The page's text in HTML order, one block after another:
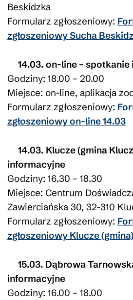
Beskidzka
Formularz zgłoszeniowy:
zgłoszeniowy Sucha
14.03. on-line –
Godziny: 18.00 – 20.00
Miejsce: on-line, aplikacja
Formularz zgłoszeniowy:
zgłoszeniowy on-line 14.03
14.03. Klucze (gmina
informacyjne
Godziny: 16.30 – 18.30
Miejsce: Centrum
Zawierciańska 30, 32-310
Formularz zgłoszeniowy:
zgłoszeniowy Klucze (gmina)
15.03. Dąbrowa
informacyjne
Godziny: 16.00 – 18.00